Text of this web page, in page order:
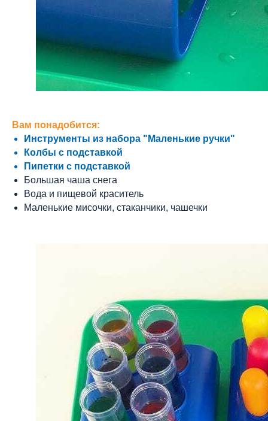
Вам понадобится:
Инструменты из набора "Маленькие ручки"
Колбы с подставкой
Пипетки с подставкой
Большая чаша снега
Вода и пищевой краситель
Маленькие мисочки, стаканчики, чашечки